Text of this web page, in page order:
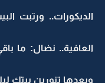
الديكورات.. ورتبت
العافية.. نضال: ما
وبعدها تنورين بيتك